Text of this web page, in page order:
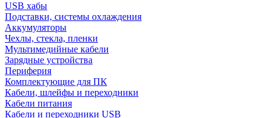
USB хабы
Подставки, системы охлаждения
Аккумуляторы
Чехлы, стекла, пленки
Мультимедийные кабели
Зарядные устройства
Периферия
Комплектующие для ПК
Кабели, шлейфы и переходники
Кабели питания
Кабели и переходники USB